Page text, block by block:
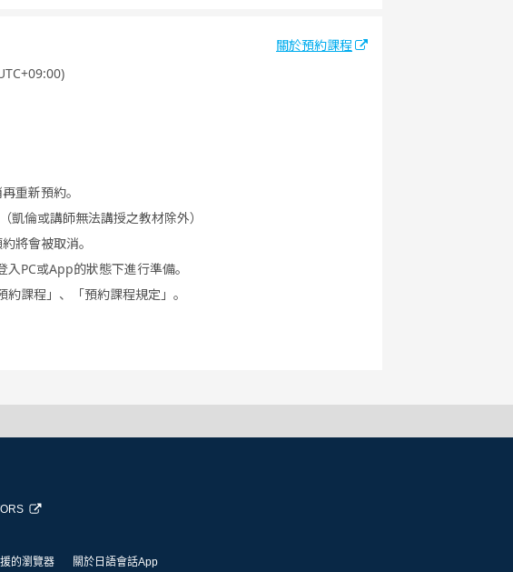
關於預約課程
重新預約。
倫或講師無法講授之教材除外）
將會被取消。
PC或App的狀態下進行準備。
課程」、「預約課程規定」。
的瀏覽器 關於日語會話App